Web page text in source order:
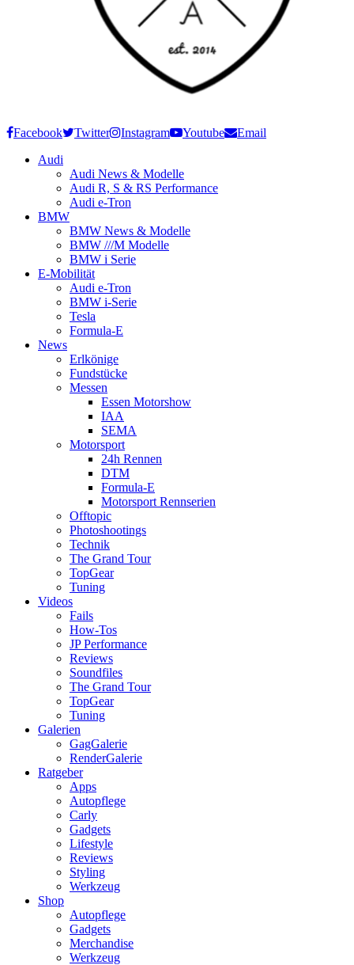
Facebook Twitter Instagram Youtube
Email
Audi
Audi News & Modelle
Audi R, S & RS Performance
Audi e-Tron
BMW
BMW News & Modelle
BMW ///M Modelle
BMW i Serie
E-Mobilität
Audi e-Tron
BMW i-Serie
Tesla
Formula-E
News
Erlkönige
Fundstücke
Messen
Essen Motorshow
IAA
SEMA
Motorsport
24h Rennen
DTM
Formula-E
Motorsport Rennserien
Offtopic
Photoshootings
Technik
The Grand Tour
TopGear
Tuning
Videos
Fails
How-Tos
JP Performance
Reviews
Soundfiles
The Grand Tour
TopGear
Tuning
Galerien
GagGalerie
RenderGalerie
Ratgeber
Apps
Autopflege
Carly
Gadgets
Lifestyle
Reviews
Styling
Werkzeug
Shop
Autopflege
Gadgets
Merchandise
Werkzeug